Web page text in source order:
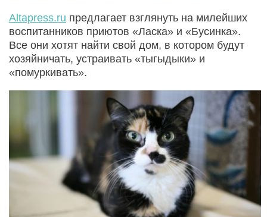
Altapress.ru предлагает взглянуть на милейших
воспитанников приютов «Ласка» и «Бусинка».
Все они хотят найти свой дом, в котором будут
хозяйничать, устраивать «тыгыдыки» и
«помуркивать».